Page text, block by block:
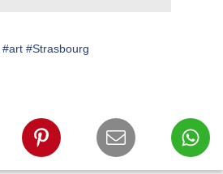
#art #Strasbourg